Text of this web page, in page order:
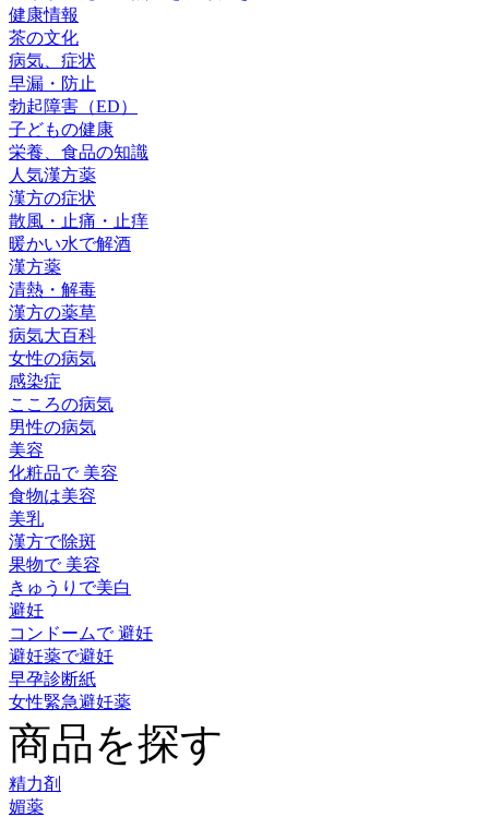
健康情報
茶の文化
病気、症状
早漏・防止
勃起障害（ED）
子どもの健康
栄養、食品の知識
人気漢方薬
漢方の症状
散風・止痛・止痒
暖かい水で解酒
漢方薬
清熱・解毒
漢方の薬草
病気大百科
女性の病気
感染症
こころの病気
男性の病気
美容
化粧品で 美容
食物は美容
美乳
漢方で除斑
果物で 美容
きゅうりで美白
避妊
コンドームで 避妊
避妊薬で避妊
早孕診断紙
女性緊急避妊薬
商品を探す
精力剤
媚薬